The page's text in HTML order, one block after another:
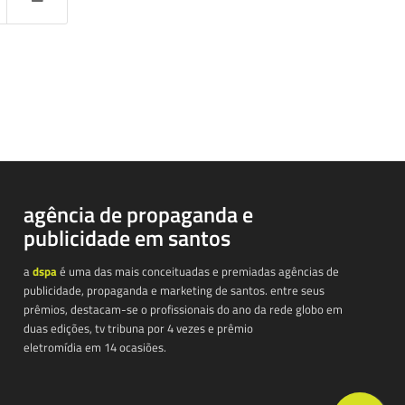
agência de propaganda e
publicidade em santos
adspaé uma das mais conceituadas e premiadas agências de
publicidade, propaganda e marketing de santos. entre seus
prêmios, destacam-se o profissionais do ano da rede globo em
duas edições, tv tribuna por 4 vezes e prêmio
eletromídia em 14 ocasiões.